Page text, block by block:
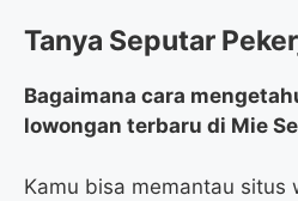
Tanya Seputar
Bagaimana cara
lowongan terbaru di Mie
Kamu bisa memantau situs